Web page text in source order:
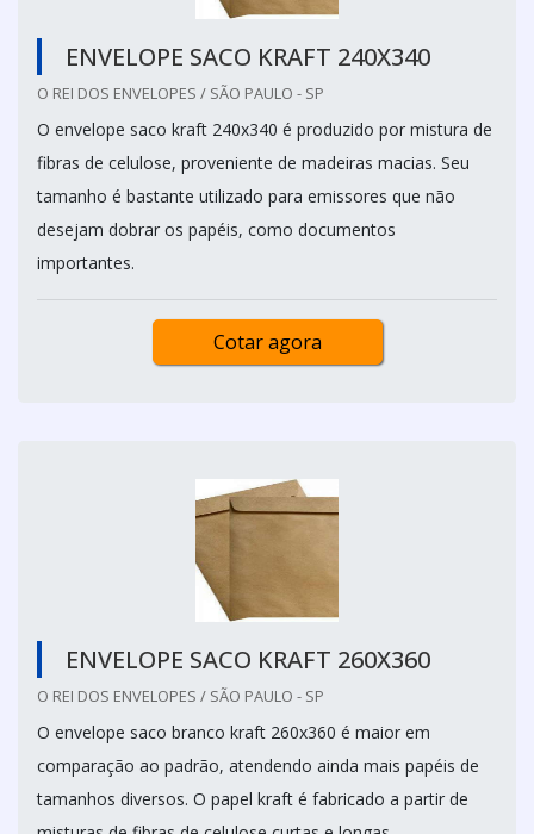
ENVELOPE SACO KRAFT 240X340
O REI DOS ENVELOPES / SÃO PAULO - SP
O envelope saco kraft 240x340 é produzido por mistura de
fibras de celulose, proveniente de madeiras macias. Seu
tamanho é bastante utilizado para emissores que não
desejam dobrar os papéis, como documentos
importantes.
Cotar agora
ENVELOPE SACO KRAFT 260X360
O REI DOS ENVELOPES / SÃO PAULO - SP
O envelope saco branco kraft 260x360 é maior em
comparação ao padrão, atendendo ainda mais papéis de
tamanhos diversos. O papel kraft é fabricado a partir de